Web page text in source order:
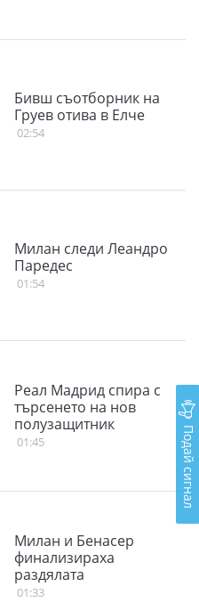
Бивш съотборник на
Груев отива в Елче
02:54
Милан следи Леандро
Паредес
01:54
Реал Мадрид спира с
търсенето на нов
полузащитник
01:45
Милан и Бенасер
финализираха
раздялата
01:33
Подай сигнал